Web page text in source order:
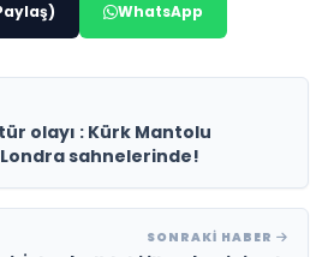
WhatsApp
olayı : Kürk Mantolu
sahnelerinde!
SONRAKI HABER